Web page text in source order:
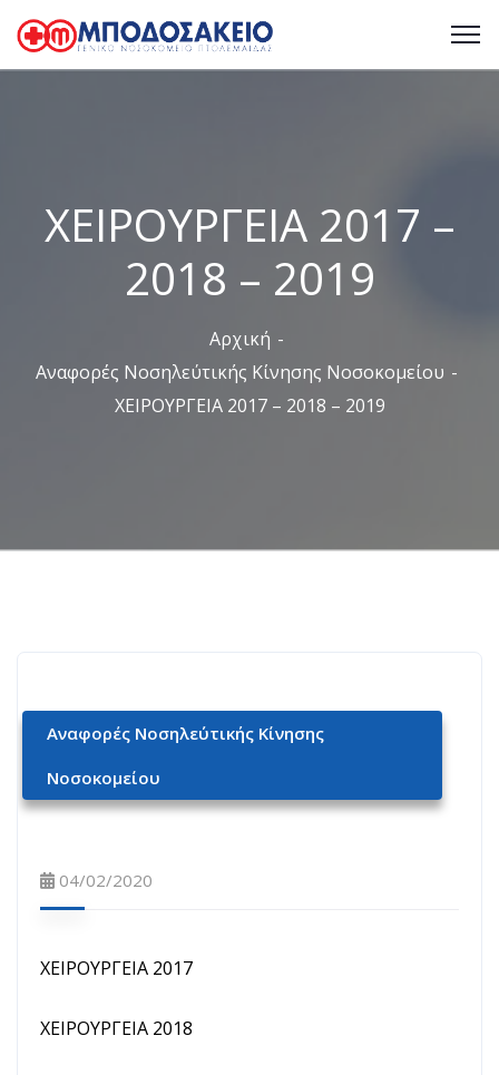
ΧΕΙΡΟΥΡΓΕΙΑ 2017 –
2018 – 2019
Αρχική
Αναφορές Νοσηλεύτικής Κίνησης Νοσοκομείου
ΧΕΙΡΟΥΡΓΕΙΑ 2017 – 2018 – 2019
Αναφορές Νοσηλεύτικής Κίνησης
Νοσοκομείου
04/02/2020
ΧΕΙΡΟΥΡΓΕΙΑ 2017
ΧΕΙΡΟΥΡΓΕΙΑ 2018